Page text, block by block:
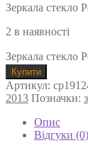
Зеркала стекло
2 в наявності
Зеркала стекло
Купити
Артикул:
2013 Позначки:
Опис
Відгуки (0)